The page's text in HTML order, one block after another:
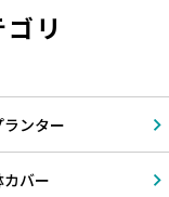
リ
ランター
カバー